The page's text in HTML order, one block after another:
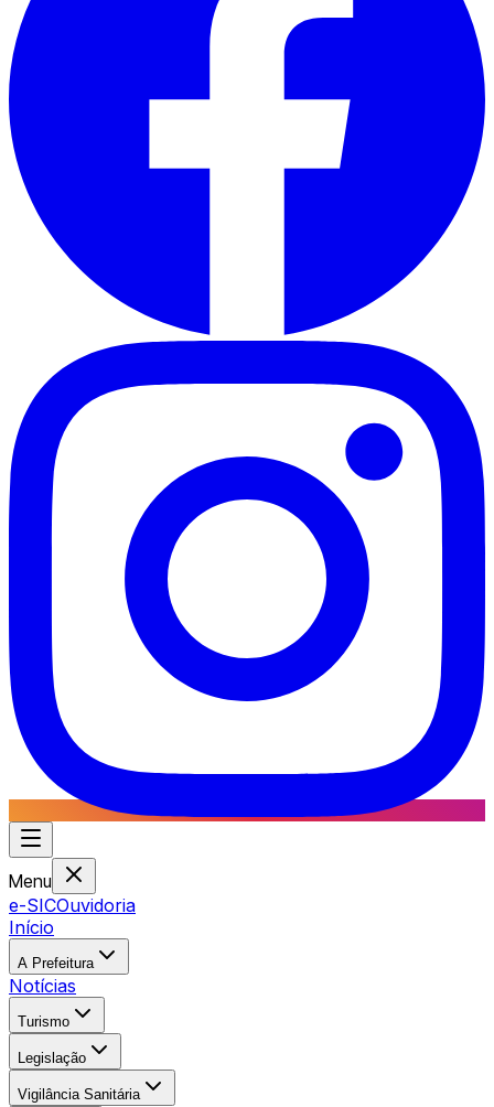
Menu
e-SICOuvidoria
Início
A Prefeitura
Notícias
Turismo
Legislação
Vigilância Sanitária